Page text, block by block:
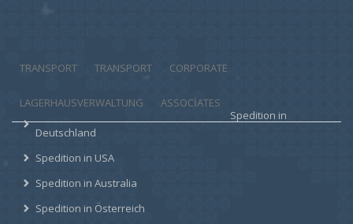
TRANSPORT TRANSPORT CORPORATE
LAGERHAUSVERWALTUNG
ASSOCIATES
Spedition in
Deutschland
Spedition in USA
Spedition in Australia
Spedition in Österreich